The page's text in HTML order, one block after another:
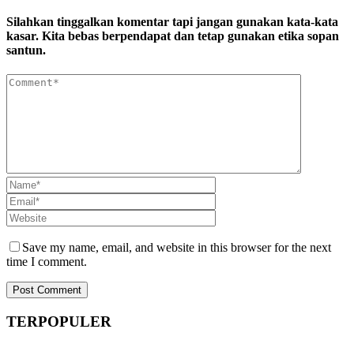
Silahkan tinggalkan komentar tapi jangan gunakan kata-kata
kasar. Kita bebas berpendapat dan tetap gunakan etika sopan
santun.
Save my name, email, and website in this browser for the next
time I comment.
TERPOPULER